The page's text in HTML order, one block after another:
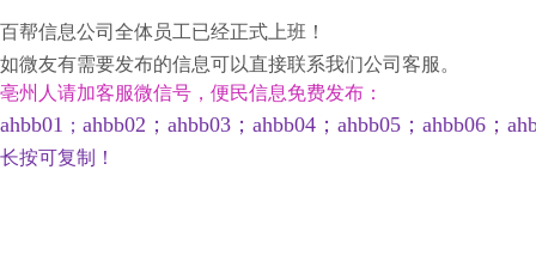
百帮信息公司全体员工已经正式上班！
如微友有需要发布的信息可以直接联系我们公司客服。
亳州人请加客服微信号，便民信息免费发布：
ahbb01 ； ahbb02；ahbb03；ahbb04；ahbb05；ahbb06；
长按可复制！